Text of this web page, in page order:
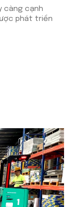
càng cạnh
phát triển